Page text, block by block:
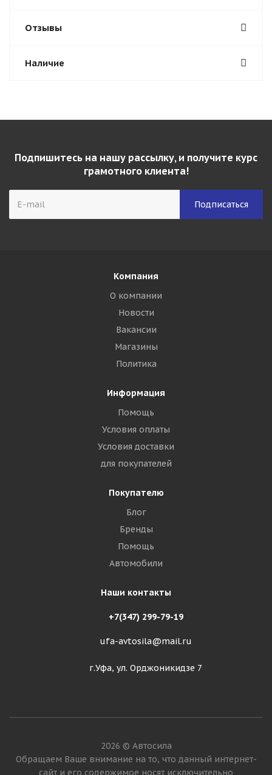
Отзывы
Наличие
Подпишитесь на нашу рассылку, и получите курс
грамотного клиента!
Компания
О компании
Новости
Вакансии
Магазины
Политика
Информация
Помощь
Условия оплаты
Условия доставки
для покупателей
Покупателю
Блог
Бренды
Помощь
Автомобили
Наши контакты
+7(347) 299-79-19
ufa-avtosila@mail.ru
г.Уфа, ул. Орджоникидзе 7
2026 © Автосила
Обращаем Ваше внимание на то, что данный интернет-
сайт и его содержимое носят исключительно